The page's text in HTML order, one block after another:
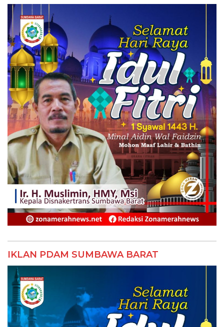
IKLAN PDAM SUMBAWA BARAT